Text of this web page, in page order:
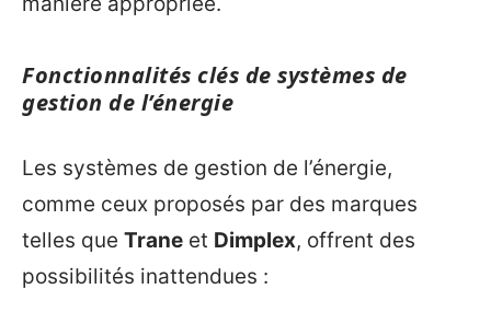
Fonctionnalités clés de systèmes de
gestion de l’énergie
Les systèmes de gestion de l’énergie,
comme ceux proposés par des marques
telles que Trane et Dimplex, offrent des
possibilités inattendues :